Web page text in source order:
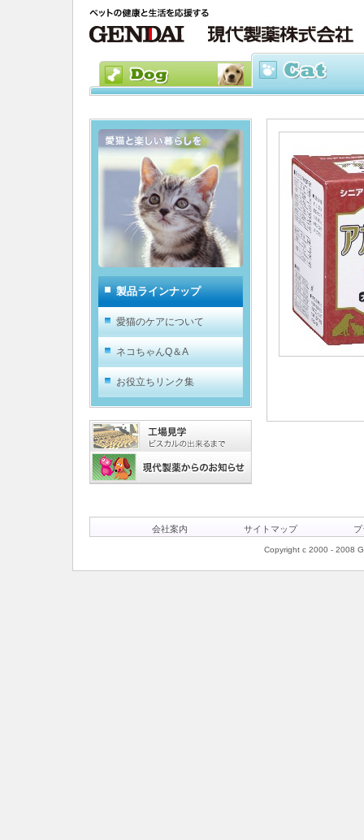
製品ラインナップ
愛猫のケアについて
ネコちゃんQ＆A
お役立ちリンク集
会社案内 サイトマップ
Copyright c 2000 - 2008